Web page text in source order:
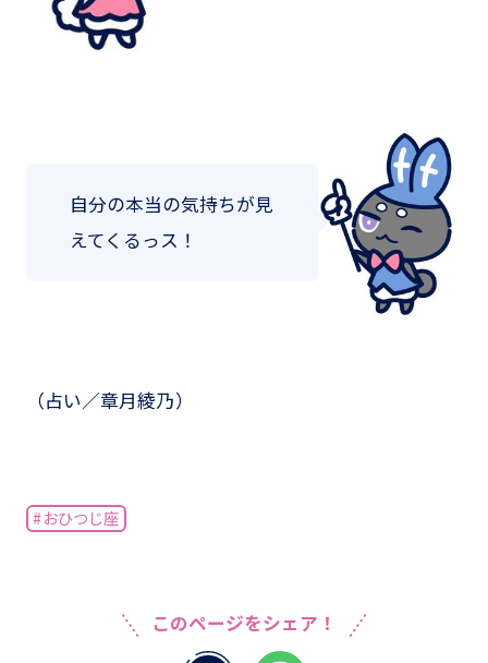
自分の本当の気持ちが見
えてくるっス！
（占い／章月綾乃）
#おひつじ座
このページをシェア！